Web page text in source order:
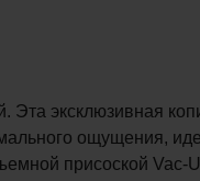
эксклюзивная
ощущения,
присоской Vac-